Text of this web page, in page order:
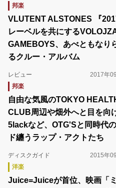
邦楽
VLUTENT ALSTONES 『
レーベルを共にする
GAMEBOYS、あべともなり
るクルー・アルバム
レビュー
2017年
邦楽
自由な気風のTOKYO
CLUB周辺や畑外へと目を向
5lackなど、OTG'Sと同時代
ド纏うラップ・アクトたち
ディスクガイド
2015年
洋楽
Juice=Juiceが首位、映画「